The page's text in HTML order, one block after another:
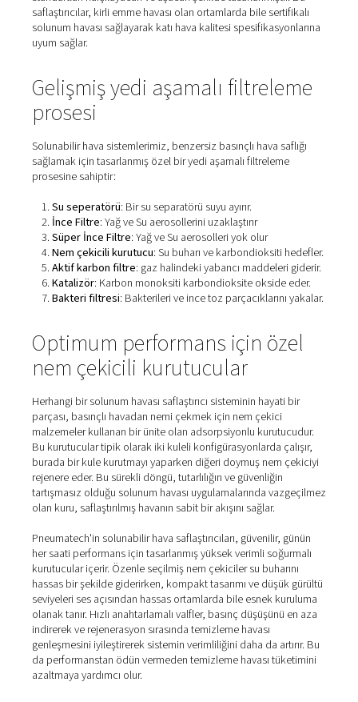
Pneumatech'in solunum
saflaştırıcıları: Standartları
aşıyor
Pneumatech'inBA solunum havası saflaştırıcıları
Avrupa Farmakopesi dahil olmak üzere katı uluslararası
standartları karşılayacak ve aşacak şekilde
saflaştırıcılar, kirli emme havası olan ortamlarda bile
solunum havası sağlayarak katı hava kalitesi
Gelişmiş yedi aşamalı
prosesi
Solunabilir hava sistemlerimiz, benzersiz basınçlı hava
sağlamak için tasarlanmış özel bir yedi aşamalı
prosesine sahiptir:​
Su seperatörü: Bir su separatörü suyu ayırır.​
İnce Filtre: Yağ ve Su aerosollerini uzaklaştırır​
Süper İnce Filtre: Yağ ve Su aerosolleri yok olur​
Nem çekicili kurutucu: Su buharı ve karbondioksiti
Aktif karbon filtre: gaz halindeki yabancı
Katalizör: Karbon monoksiti karbondioksite
Bakteri filtresi:Bakterileri ve ince toz